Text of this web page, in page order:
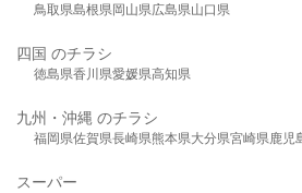
鳥取県島根県岡山県広島県山口県
四国 のチラシ
徳島県香川県愛媛県高知県
九州・沖縄 のチラシ
福岡県佐賀県長崎県熊本県大分県宮崎県鹿児
スーパー